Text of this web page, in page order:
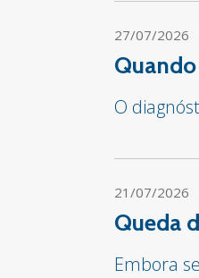
27/07/2026
O
21/07/2026
Queda
Embora